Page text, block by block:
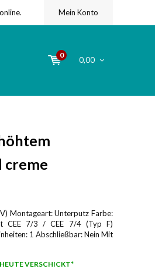
Mein Konto
0
0,00
creme
Montageart: Unterputz Farbe:
CEE 7/3 / CEE 7/4 (Typ F)
1 Abschließbar: Nein Mit
VERSCHICKT*